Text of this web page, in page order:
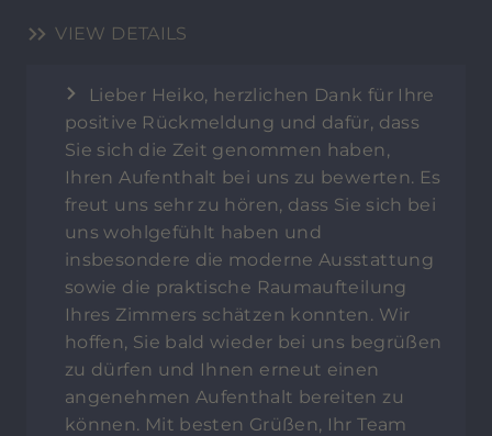
VIEW DETAILS
Lieber Heiko, herzlichen Dank für Ihre
positive Rückmeldung und dafür, dass
Sie sich die Zeit genommen haben,
Ihren Aufenthalt bei uns zu bewerten. Es
freut uns sehr zu hören, dass Sie sich bei
uns wohlgefühlt haben und
insbesondere die moderne Ausstattung
sowie die praktische Raumaufteilung
Ihres Zimmers schätzen konnten. Wir
hoffen, Sie bald wieder bei uns begrüßen
zu dürfen und Ihnen erneut einen
angenehmen Aufenthalt bereiten zu
können. Mit besten Grüßen, Ihr Team